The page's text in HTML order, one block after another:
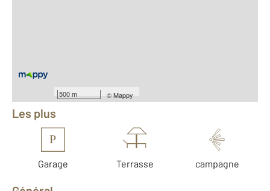
500 m ©Mappy
Équipements
Les plus
P
Garage Terrasse campagne